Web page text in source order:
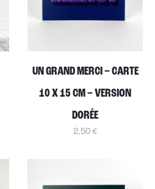
UN GRAND MERCI – CARTE
10 X 15 CM – VERSION
DORÉE
2,50 €